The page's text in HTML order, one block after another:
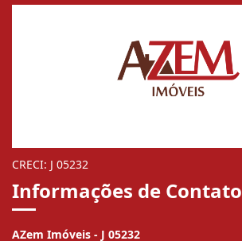
CRECI: J 05232
Informações de Contato
AZem Imóveis - J 05232